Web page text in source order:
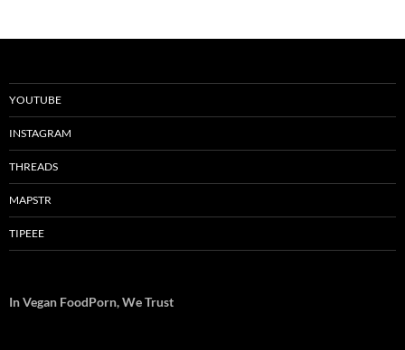
YOUTUBE
INSTAGRAM
THREADS
MAPSTR
TIPEEE
In Vegan FoodPorn, We Trust